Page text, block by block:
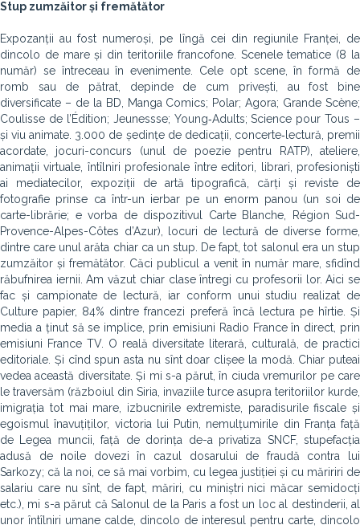
Stup zumzăitor și fremătător
Expozanții au fost numeroși, pe lîngă cei din regiunile Franței, de
dincolo de mare și din teritoriile francofone. Scenele tematice (8 la
număr) se întreceau în evenimente. Cele opt scene, în formă de
romb sau de pătrat, de­pinde de cum privești, au fost bine
diversificate – de la BD, Manga Comics; Polar; Agora; Grande Scène;
Coulisse de l’Édition; Jeunessse; Young‑Adults; Science pour Tous –
și viu animate. 3.000 de ședințe de dedicații, concerte‑lec­tură, premii
acordate, jocuri-concurs (unul de poezie pentru RATP), ateliere,
animații virtuale, întîlniri profesionale între editori, librari, profesioniști
ai mediatecilor, expoziții de artă tipografică, cărți și reviste de
fotografie prinse ca într-un ierbar pe un enorm panou (un soi de
carte-librărie; e vorba de dispozitivul Carte Blanche, Région Sud-
Provence-Alpes-Côtes d’Azur), locuri de lectură de diverse forme,
dintre care unul arăta chiar ca un stup. De fapt, tot salonul era un stup
zumzăitor și fremătător. Căci publicul a venit în număr mare, sfidînd
răbufnirea iernii. Am văzut chiar clase întregi cu profesorii lor. Aici se
fac și campionate de lectură, iar conform unui studiu realizat de
Culture papier, 84% dintre francezi preferă încă lectura pe hîrtie. Și
media a ținut să se implice, prin emisiuni Radio France în direct, prin
emisiuni France TV. O reală diversitate literară, culturală, de practici
editoriale. Și cînd spun asta nu sînt doar clișee la modă. Chiar puteai
vedea această diversitate. Și mi s-a părut, în ciuda vremurilor pe care
le traversăm (războiul din Siria, invaziile turce asupra teritoriilor kurde,
imigrația tot mai mare, izbucnirile extremiste, paradisurile fiscale și
egoismul înavuțiților, victoria lui Putin, nemulțumirile din Franța față
de Legea muncii, față de dorința de-a privatiza SNCF, stupefacția
adusă de noile dovezi în cazul dosarului de fraudă contra lui
Sarkozy; că la noi, ce să mai vorbim, cu legea justiției și cu măririri de
salariu care nu sînt, de fapt, măriri, cu miniștri nici măcar semidocți
etc.), mi s-a părut că Salonul de la Paris a fost un loc al destinderii, al
unor întîlniri umane calde, dincolo de interesul pentru carte, dincolo